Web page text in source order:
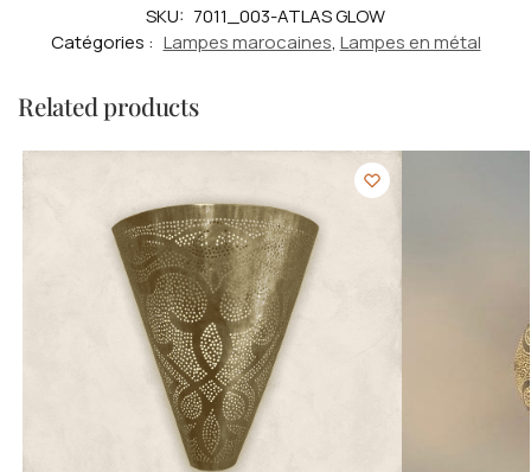
SKU: 7011_003-ATLAS GLOW
Catégories : Lampes marocaines, Lampes en métal
Related products